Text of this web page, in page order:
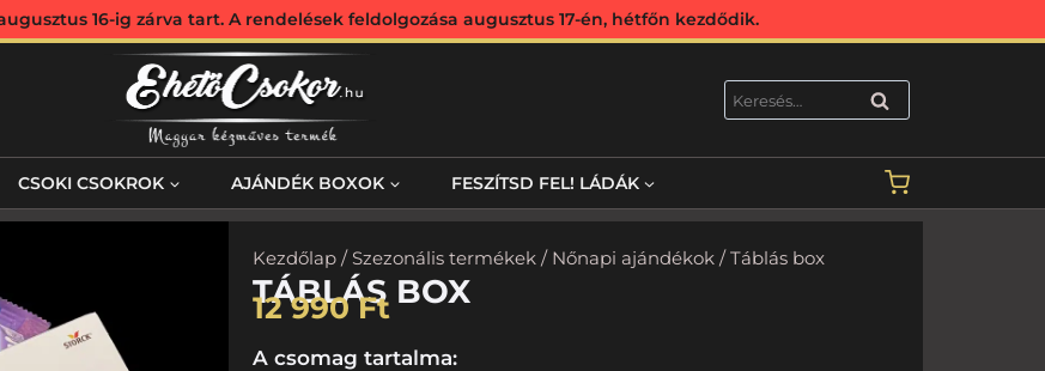
16-ig zárva tart. A rendelések feldolgozása augusztus 17-én, hétfőn kezdődik.
KERESÉS
CSOKI CSOKROK AJÁNDÉK BOXOK FESZÍTSD FEL! LÁDÁK
Kezdőlap/ Szezonális termékek/ Nőnapi ajándékok/ Táblás box
TÁBLÁS BOX
12 990Ft
A csomag tartalma: